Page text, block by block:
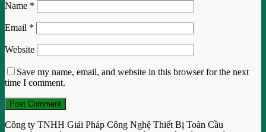
Name *
Email *
Website
Save my name, email, and website in this browser for the next
time I comment.
Công ty TNHH Giải Pháp Công Nghệ Thiết Bị Toàn Cầu